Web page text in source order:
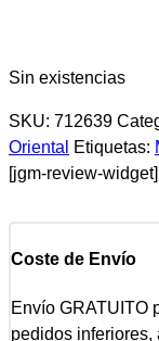
Sin existencias
SKU: 712639
Oriental
Etiquetas:
[jgm-review-widget]
Coste de Envío
Envío GRATUITO
pedidos inferiores,